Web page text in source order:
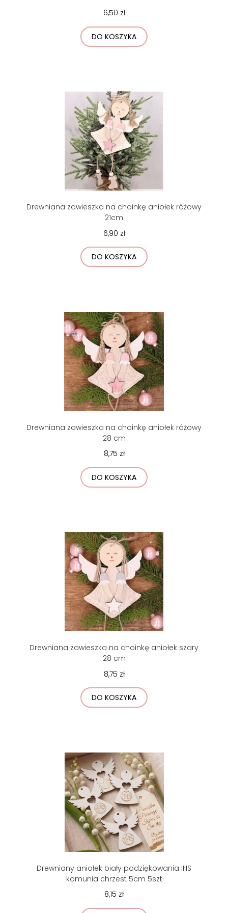
6,50 zł
DO KOSZYKA
Drewniana zawieszka na choinkę aniołek różowy
21cm
6,90 zł
DO KOSZYKA
Drewniana zawieszka na choinkę aniołek różowy
28 cm
8,75 zł
DO KOSZYKA
Drewniana zawieszka na choinkę aniołek szary
28 cm
8,75 zł
DO KOSZYKA
Drewniany aniołek biały podziękowania IHS
komunia chrzest 5cm 5szt
8,15 zł